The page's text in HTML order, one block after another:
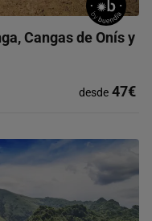
Cangas de Onís y
desde 47€